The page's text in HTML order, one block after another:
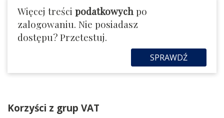
Więcej treści podatkowychpo
zalogowaniu. Nie posiadasz
dostępu? Przetestuj.
SPRAWDŹ
Korzyści z grup VAT